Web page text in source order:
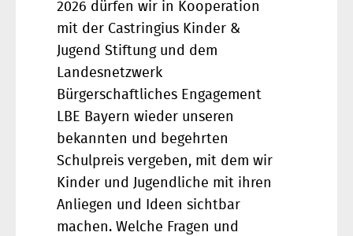
2026 dürfen wir in Kooperation
mit der Castringius Kinder &
Jugend Stiftung und dem
Landesnetzwerk
Bürgerschaftliches Engagement
LBE Bayern wieder unseren
bekannten und begehrten
Schulpreis vergeben, mit dem wir
Kinder und Jugendliche mit ihren
Anliegen und Ideen sichtbar
machen. Welche Fragen und